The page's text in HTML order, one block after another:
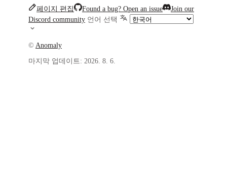
페이지 편집 Found a bug? Open an issue
Join our
Discord community 언어 선택
© Anomaly
마지막 업데이트: 2026. 8. 6.